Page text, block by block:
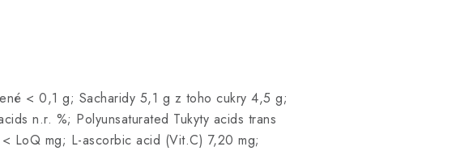
< 0,1 g; Sacharidy 5,1 g z toho cukry 4,5 g;
n.r. %; Polyunsaturated Tukyty acids trans
LoQ mg; L-ascorbic acid (Vit.C) 7,20 mg;